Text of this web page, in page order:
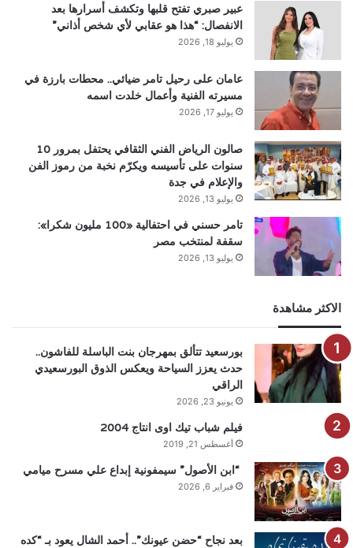
عبير صبري تفتح قلبها وتكشف أسرارها بعد
الانفصال: “هذا هو عقابي لأي شخص أذاني”
يوليو 18, 2026
عامان على رحيل تامر ضيائي.. محطات بارزة في
مسيرته الفنية وأعمال خلدت اسمه
يوليو 17, 2026
صالون الرياض الفني الثقافي يحتفل بمرور 10
سنوات على تأسيسه ويكرّم نخبة من رموز الفن
والإعلام في جدة
يوليو 13, 2026
تامر حسني في احتفالية «100 مليون شكرا»:
سقفة لمنتخب مصر
يوليو 13, 2026
الاكثر مشاهدة
بورسعيد تتألق بمهرجان بنت الباسلة للفاشون..
حدث يعزز السياحة ويعكس الذوق البورسعيدي
الراقي
يونيو 23, 2026
فيلم شباب تيك اوى انتاج 2004
أغسطس 21, 2019
“ابن الأصول” سيمفونية إبداع علي مسرح ميامي
فبراير 6, 2026
بعد نجاح “حضن عيونك”.. أحمد الشال يعود بـ “كده